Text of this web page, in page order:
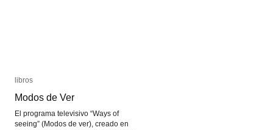
libros
Modos de Ver
El programa televisivo “Ways of
seeing” (Modos de ver), creado en
libros
Modos de Ver